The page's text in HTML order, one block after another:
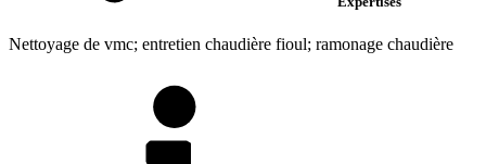
Nettoyage de vmc; entretien chaudière fioul; ramonage chaudière